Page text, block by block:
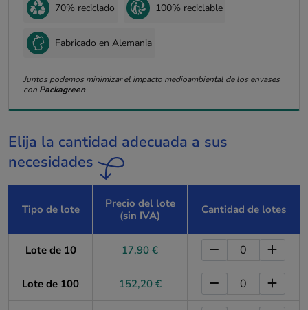
70% reciclado 100% reciclable
Fabricado en Alemania
Juntos podemos minimizar el impacto medioambiental de los envases
con Packagreen
Elija la cantidad adecuada a sus
necesidades
Tipo de lote
Precio del lote
(sin IVA)
Cantidad de lotes
Lote de 10 17,90 €
Lote de 100 152,20 €